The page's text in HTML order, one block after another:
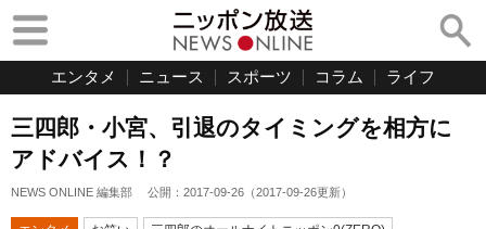
エンタメ ニュース スポーツ コラム ライフ
三四郎・小宮、引退のタイミングを相方に
アドバイス！？
NEWS ONLINE 編集部 公開： 2017-09-26 （2017-09-26更新）